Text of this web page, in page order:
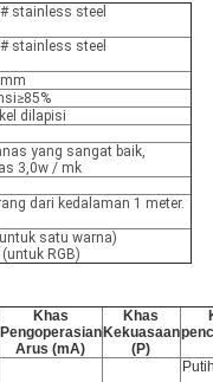
stainless steel
stainless steel
dilapisi
yang sangat baik,
3,0w / mk
dari kedalaman 1 meter.
satu warna)
RGB)
Khas
Pengoperasian
Arus (mA)
Khas
Kekuasaan
(P)